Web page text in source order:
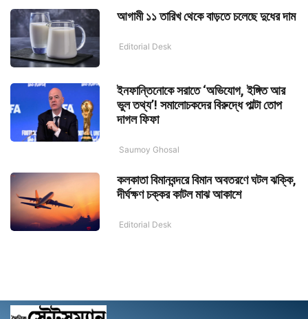
আগামী ১১ তারিখ থেকে বাড়তে চলেছে দুধের দাম
Editorial Desk
ইনফান্তিনোকে সরাতে ‘অভিযোগ, ইঙ্গিত আর
ভুল তথ্য’! সমালোচকদের বিরুদ্ধে পাল্টা তোপ
দাগল ফিফা
Saumoy Ghosal
কলকাতা বিমানবন্দরে বিমান অবতরণে ঘটল ঝক্কি,
দীর্ঘক্ষণ চক্কর কাটল মাঝ আকাশে
Editorial Desk